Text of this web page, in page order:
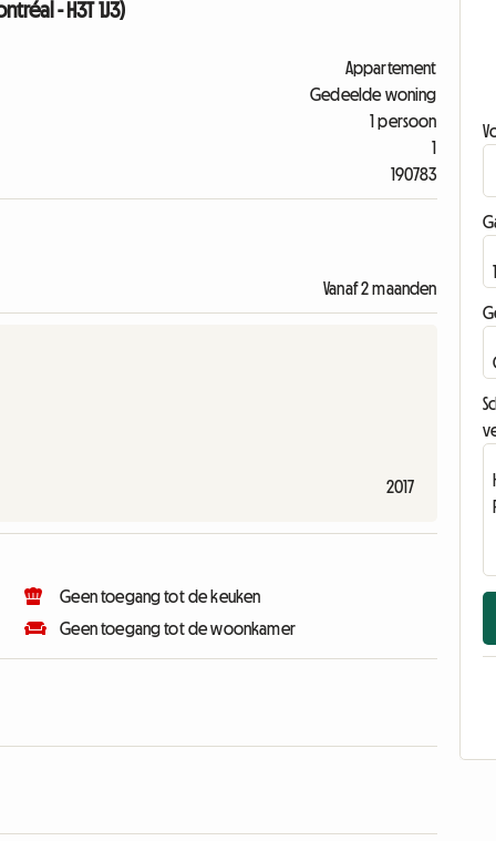
- H3T 1J3)
Appartement
Gedeelde woning
1 persoon
1
190783
Vanaf 2 maanden
2017
Geen toegang tot de keuken
Geen toegang tot de woonkamer